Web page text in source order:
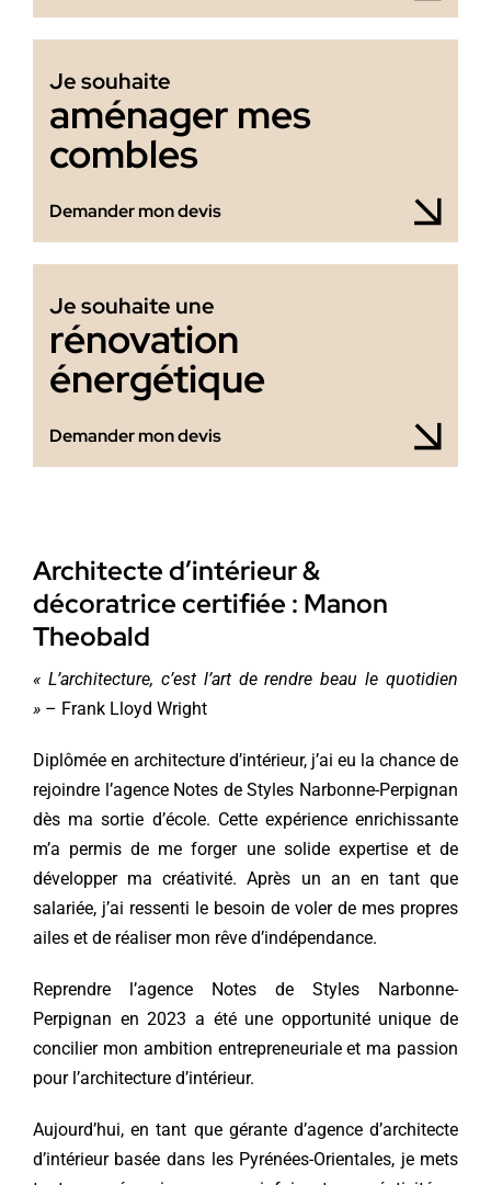
Je souhaite
aménager mes
combles
Demander mon devis
Je souhaite une
rénovation
énergétique
Demander mon devis
Architecte d’intérieur &
décoratrice certifiée : Manon
Theobald
« L’architecture, c’est l’art de rendre beau le quotidien
»– Frank Lloyd Wright
Diplômée en architecture d’intérieur, j’ai eu la chance de
rejoindre l’agence Notes de Styles Narbonne-Perpignan
dès ma sortie d’école. Cette expérience enrichissante
m’a permis de me forger une solide expertise et de
développer ma créativité. Après un an en tant que
salariée, j’ai ressenti le besoin de voler de mes propres
ailes et de réaliser mon rêve d’indépendance.
Reprendre l’agence Notes de Styles Narbonne-
Perpignan en 2023 a été une opportunité unique de
concilier mon ambition entrepreneuriale et ma passion
pour l’architecture d’intérieur.
Aujourd’hui, en tant que gérante d’agence d’architecte
d’intérieur basée dans les Pyrénées-Orientales, je mets